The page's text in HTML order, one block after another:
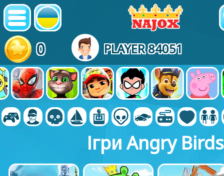
0 PLAYER 84051
Ігри Angry Birds